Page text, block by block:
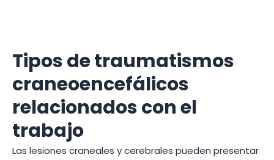
Tipos de traumatismos
craneoencefálicos
relacionados con el
trabajo
Las lesiones craneales y cerebrales pueden presentar